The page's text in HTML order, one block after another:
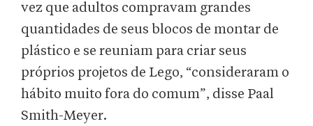
vez que adultos compravam grandes
quantidades de seus blocos de montar de
plástico e se reuniam para criar seus
próprios projetos de Lego, “consideraram o
hábito muito fora do comum”, disse Paal
Smith-Meyer.